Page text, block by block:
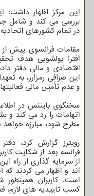
بررسی می کند و شامل
در تمام کشورهای
افترا پولشویی هدف
اقتصادی و مالی دفتر
این صرافی رمزارز، به
و عدم تأمین مالی
سخنگوی بایننس در
اتهامات را رد می کند و
مطرح شود، مبارزه خواهد
رویترز گزارش کرد،
فرانسه بعد از شکایت
از سرمایه گذاری از راه
اند و اظهار می کردند که
است. کاربران همینطور
کسب تاییدیه های لازم،